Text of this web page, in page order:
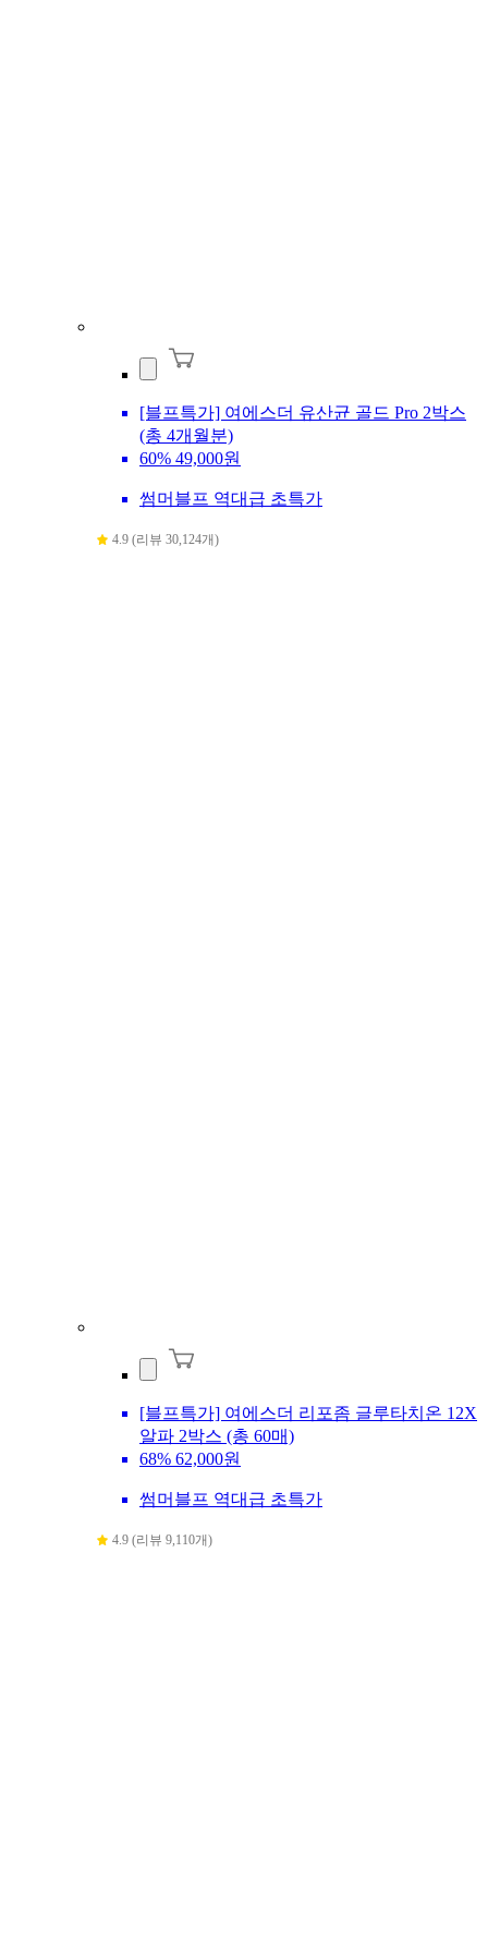
[블프특가] 여에스더 유산균 골드 Pro 2박스
(총 4개월분)
60% 49,000원
썸머블프 역대급 초특가
4.9 (리뷰 30,124개)
[블프특가] 여에스더 리포좀 글루타치온 12X
알파 2박스 (총 60매)
68% 62,000원
썸머블프 역대급 초특가
4.9 (리뷰 9,110개)